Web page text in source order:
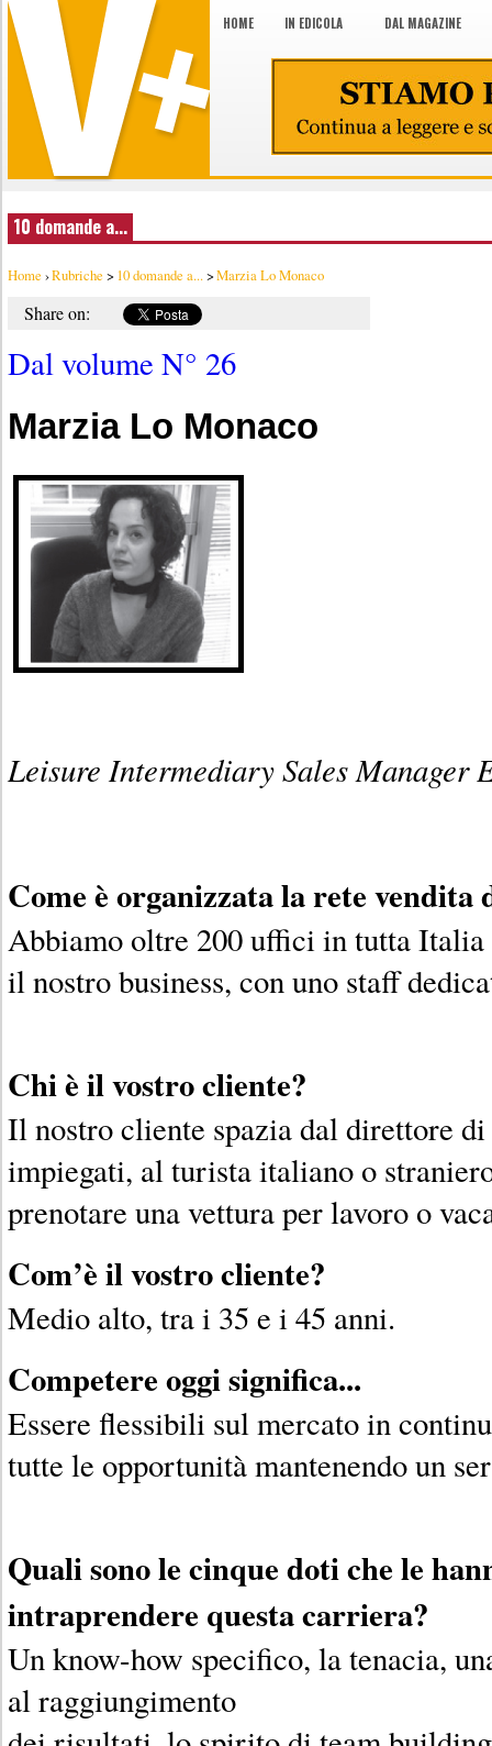
HOME IN EDICOLA DAL MAGAZINE
10 domande a...
Home ›Rubriche > 10 domande a...>Marzia Lo Monaco
Share on:
Dal volume N° 26
Marzia Lo Monaco
Leisure Intermediary Sales Manager
Come è organizzata la rete
Abbiamo oltre 200 uffici in tutta
il nostro business, con uno staff
Chi è il vostro cliente?
Il nostro cliente spazia dal direttore
impiegati, al turista italiano o
prenotare una vettura per lavoro o
Com’è il vostro cliente?
Medio alto, tra i 35 e i 45 anni.
Competere oggi significa...
Essere flessibili sul mercato in
tutte le opportunità mantenendo un
Quali sono le cinque doti che le
intraprendere questa carriera?
Un know-how specifico, la tenacia,
al raggiungimento